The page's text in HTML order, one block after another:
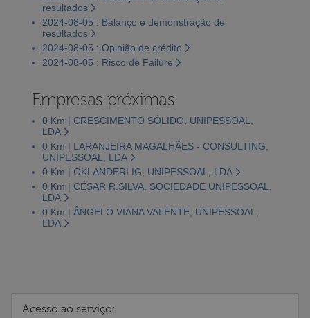
resultados
2024-08-05 : Balanço e demonstração de
resultados
2024-08-05 : Opinião de crédito
2024-08-05 : Risco de Failure
Empresas próximas
0 Km | CRESCIMENTO SÓLIDO, UNIPESSOAL,
LDA
0 Km | LARANJEIRA MAGALHÃES - CONSULTING,
UNIPESSOAL, LDA
0 Km | OKLANDERLIG, UNIPESSOAL, LDA
0 Km | CÉSAR R.SILVA, SOCIEDADE UNIPESSOAL,
LDA
0 Km | ÂNGELO VIANA VALENTE, UNIPESSOAL,
LDA
Acesso ao serviço: